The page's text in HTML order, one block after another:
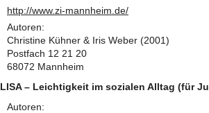
http://www.zi-mannheim.de/
Autoren:
Christine Kühner & Iris Weber (2001)
Postfach 12 21 20
68072 Mannheim
LISA – Leichtigkeit im sozialen Alltag (für
Autoren: